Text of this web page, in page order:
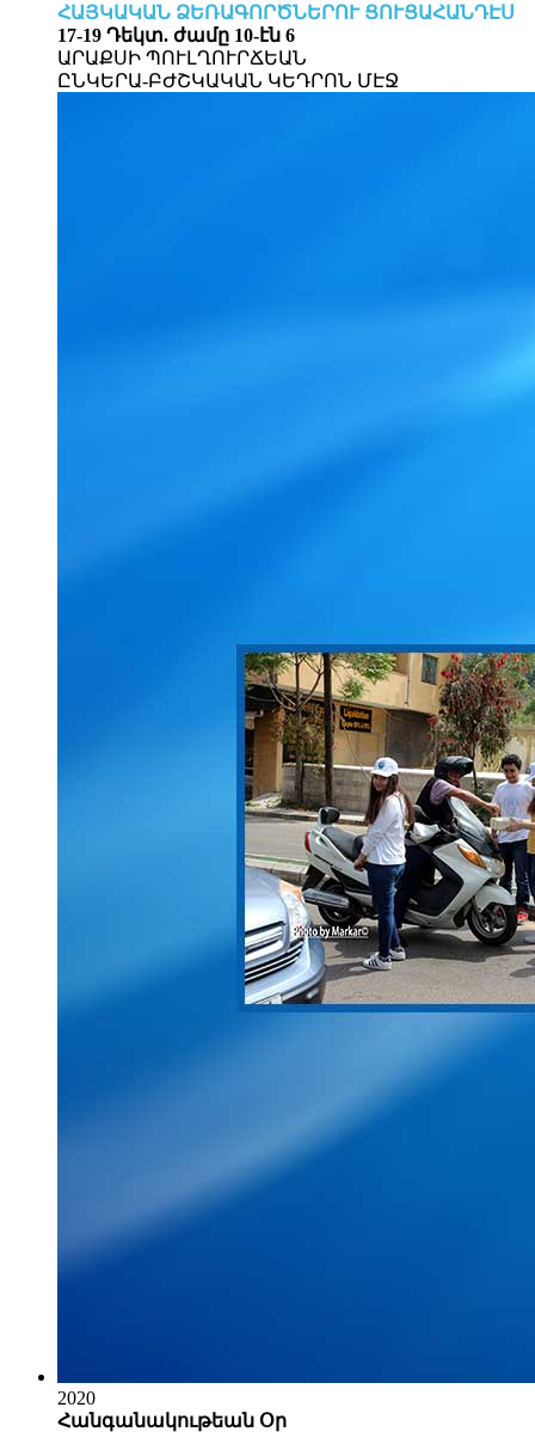
ՀԱՅԿԱԿԱՆ ՁԵՌԱԳՈՐԾՆԵՐՈՒ ՑՈՒՑԱՀԱՆԴԷՍ
17-19 Դեկտ. ժամը 10-էն 6
ԱՐԱՔՍԻ ՊՈՒԼՂՈՒՐՃԵԱՆ
ԸՆԿԵՐԱ-ԲԺՇԿԱԿԱՆ ԿԵԴՐՈՆ ՄԷՋ
2020
Հանգանակութեան Օր